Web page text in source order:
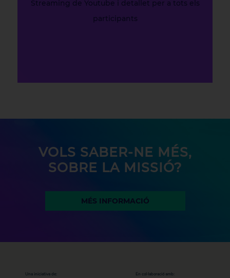
Streaming de Youtube i detallet per a tots els
participants
VOLS SABER-NE MÉS,
SOBRE LA MISSIÓ?
MÉS INFORMACIÓ
Una iniciativa de: En col·laboració amb: